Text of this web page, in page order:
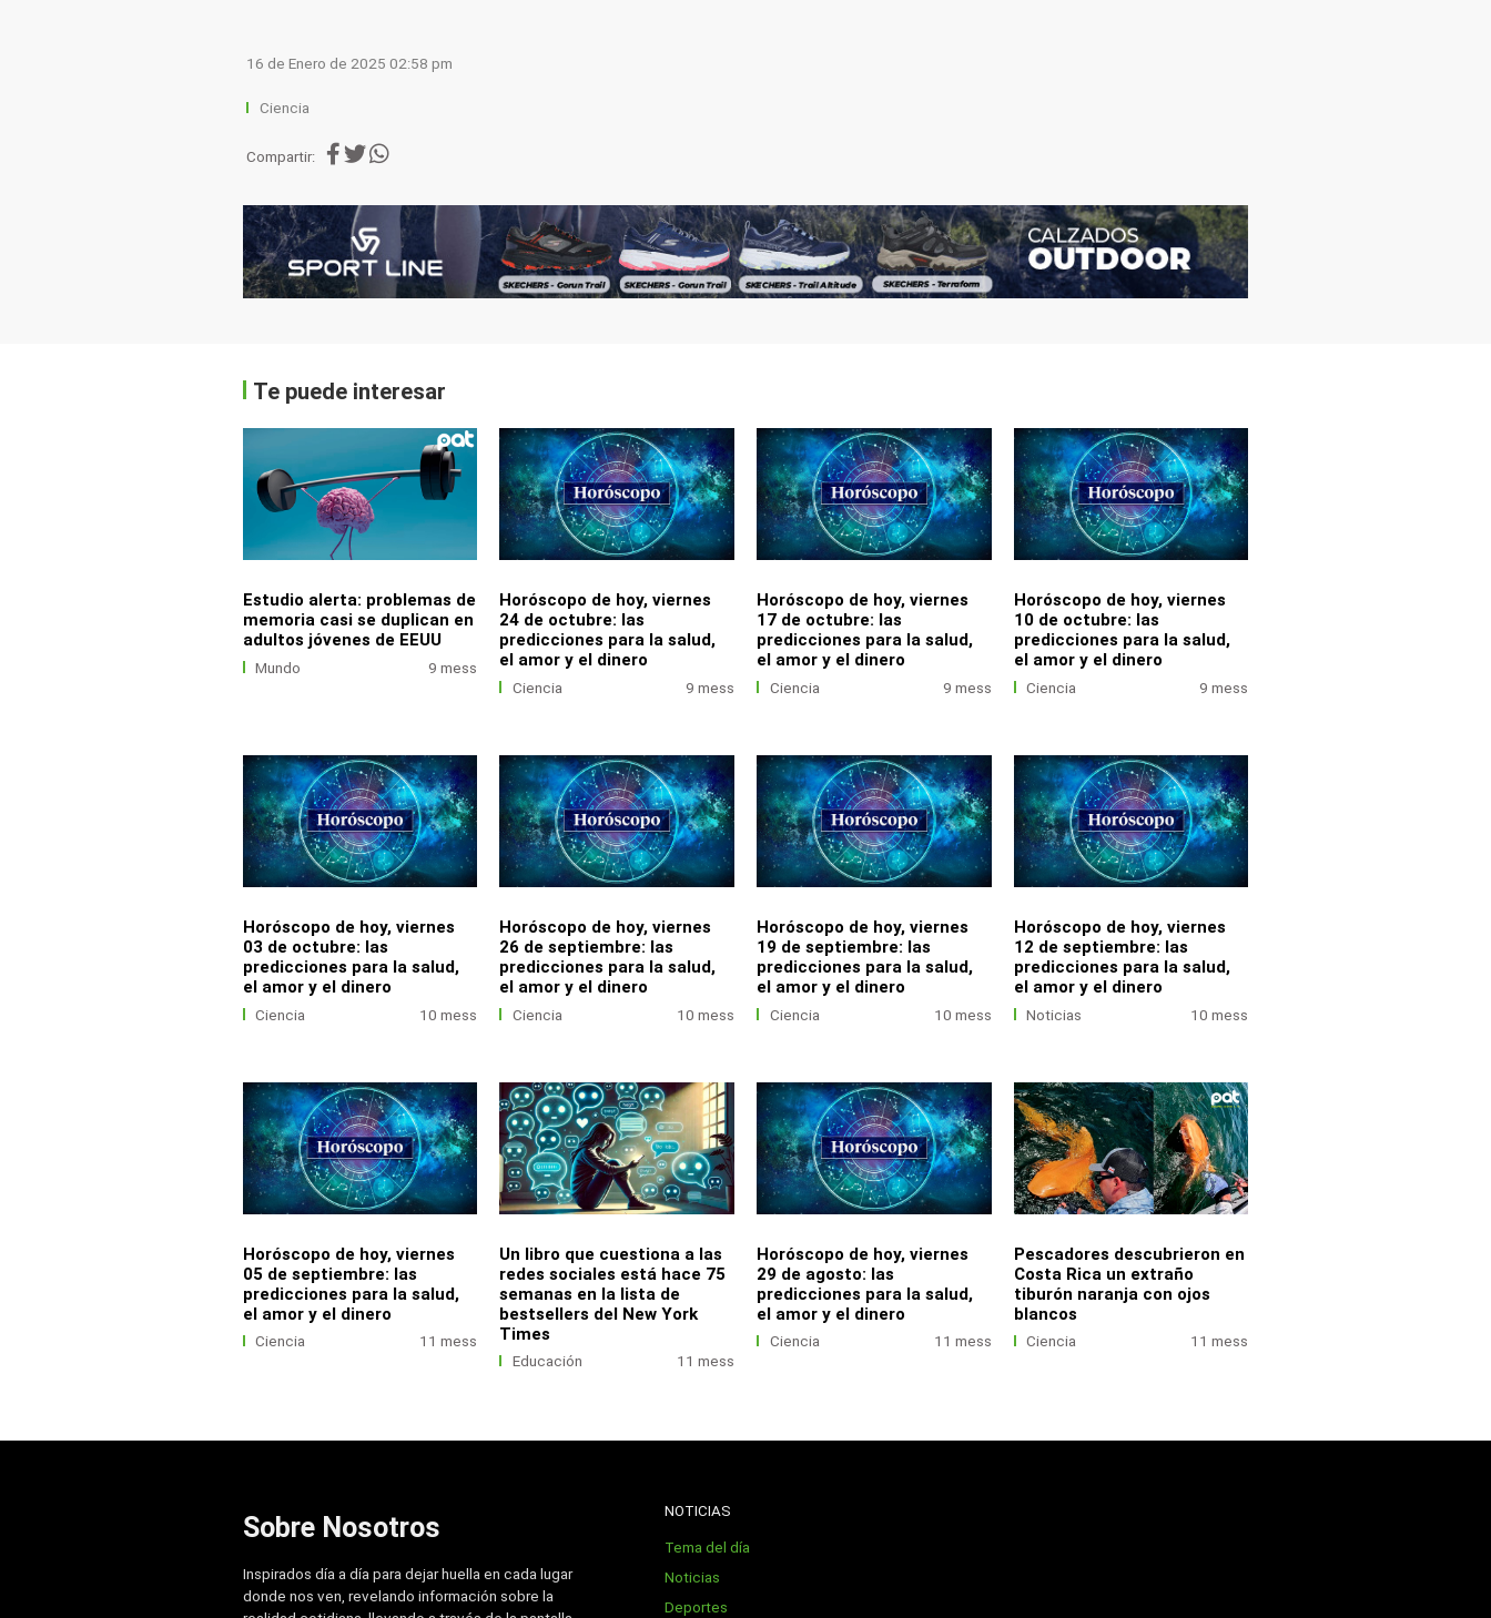
16 de Enero de 2025 02:58 pm
Ciencia
Compartir:
Te puede interesar
Estudio alerta: problemas de
memoria casi se duplican en
adultos jóvenes de EEUU
Mundo 9 mess
Horóscopo de hoy, viernes
24 de octubre: las
predicciones para la salud,
el amor y el dinero
Ciencia 9 mess
Horóscopo de hoy, viernes
17 de octubre: las
predicciones para la salud,
el amor y el dinero
Ciencia 9 mess
Horóscopo de hoy, viernes
10 de octubre: las
predicciones para la salud,
el amor y el dinero
Ciencia 9 mess
Horóscopo de hoy, viernes
03 de octubre: las
predicciones para la salud,
el amor y el dinero
Ciencia 10 mess
Horóscopo de hoy, viernes
26 de septiembre: las
predicciones para la salud,
el amor y el dinero
Ciencia 10 mess
Horóscopo de hoy, viernes
19 de septiembre: las
predicciones para la salud,
el amor y el dinero
Ciencia 10 mess
Horóscopo de hoy, viernes
12 de septiembre: las
predicciones para la salud,
el amor y el dinero
Noticias 10 mess
Horóscopo de hoy, viernes
05 de septiembre: las
predicciones para la salud,
el amor y el dinero
Ciencia 11 mess
Un libro que cuestiona a las
redes sociales está hace 75
semanas en la lista de
bestsellers del New York
Times
Educación 11 mess
Horóscopo de hoy, viernes
29 de agosto: las
predicciones para la salud,
el amor y el dinero
Ciencia 11 mess
Pescadores descubrieron en
Costa Rica un extraño
tiburón naranja con ojos
blancos
Ciencia 11 mess
Sobre Nosotros
Inspirados día a día para dejar huella en cada lugar
donde nos ven, revelando información sobre la
NOTICIAS
Tema del día
Noticias
Deportes